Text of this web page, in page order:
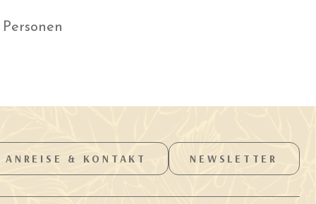
Personen
ANREISE & KONTAKT NEWSLETTER